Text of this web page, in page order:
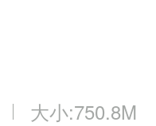
大小:750.8M